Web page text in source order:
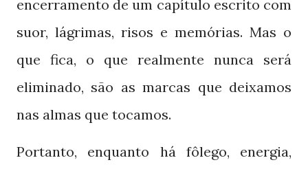
encerramento de um capítulo escrito com
suor, lágrimas, risos e memórias. Mas o
que fica, o que realmente nunca será
eliminado, são as marcas que deixamos
nas almas que tocamos.
Portanto, enquanto há fôlego, energia,